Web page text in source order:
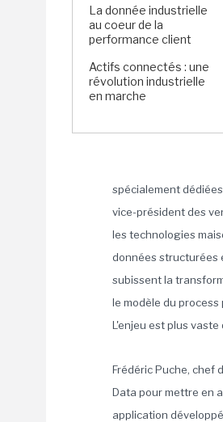
La donnée industrielle
au coeur de la
performance client
Actifs connectés : une
révolution industrielle
en marche
spécialement
vice-président des
les technologies
données structurées
subissent la
le modèle du
L'enjeu est plus vaste
Frédéric Puche, chef
Data pour mettre en
application